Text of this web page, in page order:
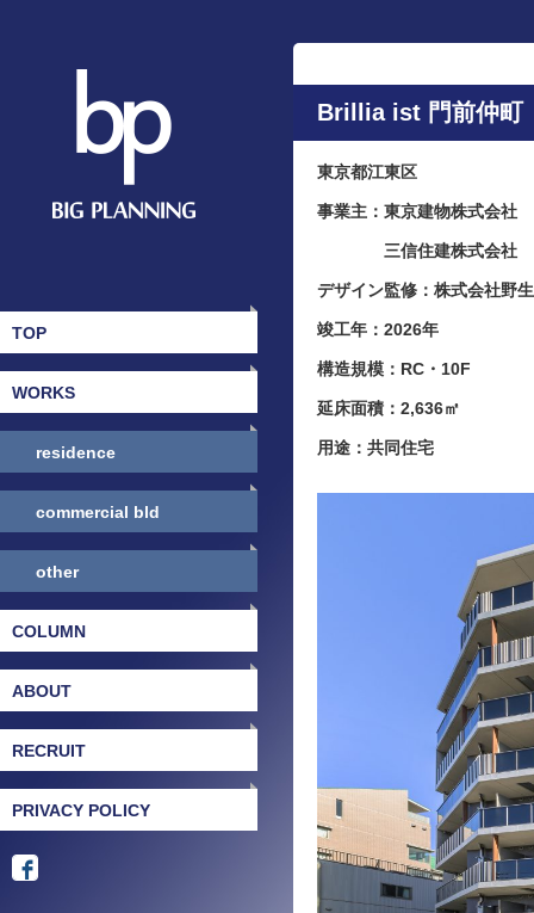
TOP
WORKS
residence
commercial bld
other
COLUMN
ABOUT
RECRUIT
PRIVACY POLICY
Brillia ist 門前仲町
東京都江東区
事業主：東京建物株式会社
三信住建株式会社
デザイン監修：株式会社野
竣工年：2026年
構造規模：RC・10F
延床面積：2,636㎡
用途：共同住宅